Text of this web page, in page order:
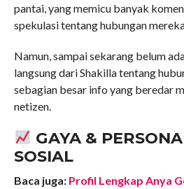
pantai, yang memicu banyak
spekulasi tentang hubungan
Namun, sampai sekarang belum
langsung dari Shakilla tentang
sebagian besar info yang beredar
netizen.
GAYA &
SOSIAL
Baca juga: Profil Lengkap Anya